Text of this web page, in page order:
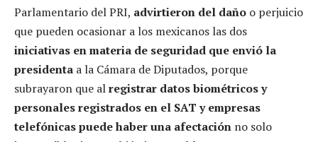
Parlamentario del PRI, advirtieron del daño o perjuicio
que pueden ocasionar a los mexicanos las dos
iniciativas en materia de seguridad que envió la
presidenta a la Cámara de Diputados, porque
subrayaron que alregistrar datos biométricos y
personales registrados en el SAT y empresas
telefónicas puede haber una afectación no solo